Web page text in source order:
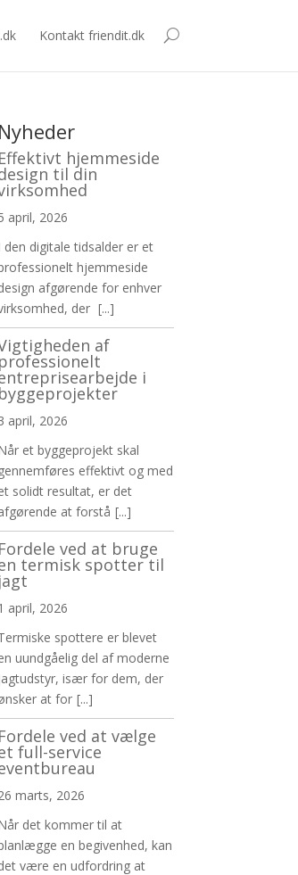
Kontakt friendit.dk
Nyheder
Effektivt hjemmeside
til din
april, 2026
den digitale tidsalder er et
hjemmeside
afgørende for enhver
der [...]
af
professionelt
i
byggeprojekter
april, 2026
et byggeprojekt skal
gennemføres effektivt og med
solidt resultat, er det
at forstå [...]
Fordele ved at bruge
termisk spotter til
jagt
april, 2026
spottere er blevet
uundgåelig del af moderne
især for dem, der
at for [...]
Fordele ved at vælge
full-service
marts, 2026
det kommer til at
en begivenhed, kan
være en udfordring at